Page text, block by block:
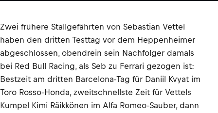
Zwei frühere Stallgefährten von Sebastian Vettel
haben den dritten Testtag vor dem Heppenheimer
abgeschlossen, obendrein sein Nachfolger damals
bei Red Bull Racing, als Seb zu Ferrari gezogen ist:
Bestzeit am dritten Barcelona-Tag für Daniil Kvyat im
Toro Rosso-Honda, zweitschnellste Zeit für Vettels
Kumpel Kimi Räikkönen im Alfa Romeo-Sauber, dann